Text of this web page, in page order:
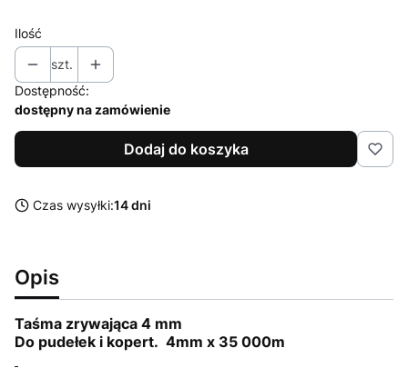
Ilość
szt.
Dostępność:
dostępny na zamówienie
Dodaj do koszyka
Czas wysyłki:14 dni
Opis
Taśma zrywająca 4 mm
Do pudełek i kopert. 4mm x 35 000m